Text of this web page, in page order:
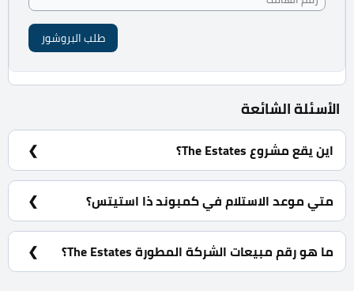
طلب البروشور
الأسئلة الشائعة
اين يقع مشروع The Estates؟
في الشيخ زايد الجديدة امام مطار سفنكس مباشرة.
متي موعد الاستلام في كمبوند ذا استيتس؟
استلام مرحلة اولي ديسيمبر 2023 و مرحلة ثانية ابريل 2024
ما هو رقم مبيعات الشركة المطورة The Estates؟
01060228884